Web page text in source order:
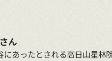
ん
あったとされる高日山星